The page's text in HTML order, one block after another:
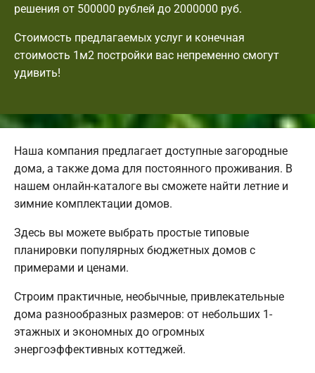
решения от 500000 рублей до 2000000 руб.
Стоимость предлагаемых услуг и конечная
стоимость 1м2 постройки вас непременно смогут
удивить!
Наша компания предлагает доступные загородные
дома, а также дома для постоянного проживания. В
нашем онлайн-каталоге вы сможете найти летние и
зимние комплектации домов.
Здесь вы можете выбрать простые типовые
планировки популярных бюджетных домов с
примерами и ценами.
Строим практичные, необычные, привлекательные
дома разнообразных размеров: от небольших 1-
этажных и экономных до огромных
энергоэффективных коттеджей.